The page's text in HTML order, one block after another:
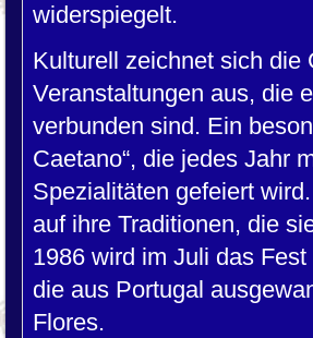
widerspiegelt.
Kulturell zeichnet sich die
Veranstaltungen aus, die
verbunden sind. Ein
Caetano“, die jedes Jahr
Spezialitäten gefeiert
auf ihre Traditionen, die
1986 wird im Juli das
die aus Portugal
Flores.